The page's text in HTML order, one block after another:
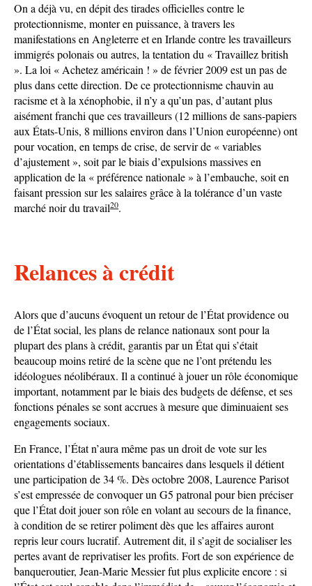
On a déjà vu, en dépit des tirades officielles contre le
protectionnisme, monter en puissance, à travers les
manifestations en Angleterre et en Irlande contre les travailleurs
immigrés polonais ou autres, la tentation du « Travaillez british
». La loi « Achetez américain ! » de février 2009 est un pas de
plus dans cette direction. De ce protectionnisme chauvin au
racisme et à la xénophobie, il n’y a qu’un pas, d’autant plus
aisément franchi que ces travailleurs (12 millions de sans-papiers
aux États-Unis, 8 millions environ dans l’Union européenne) ont
pour vocation, en temps de crise, de servir de « variables
d’ajustement », soit par le biais d’expulsions massives en
application de la « préférence nationale » à l’embauche, soit en
faisant pression sur les salaires grâce à la tolérance d’un vaste
marché noir du travail20.
Relances à crédit
Alors que d’aucuns évoquent un retour de l’État providence ou
de l’État social, les plans de relance nationaux sont pour la
plupart des plans à crédit, garantis par un État qui s’était
beaucoup moins retiré de la scène que ne l’ont prétendu les
idéologues néolibéraux. Il a continué à jouer un rôle économique
important, notamment par le biais des budgets de défense, et ses
fonctions pénales se sont accrues à mesure que diminuaient ses
engagements sociaux.
En France, l’État n’aura même pas un droit de vote sur les
orientations d’établissements bancaires dans lesquels il détient
une participation de 34 %. Dès octobre 2008, Laurence Parisot
s’est empressée de convoquer un G5 patronal pour bien préciser
que l’État doit jouer son rôle en volant au secours de la finance,
à condition de se retirer poliment dès que les affaires auront
repris leur cours lucratif. Autrement dit, il s’agit de socialiser les
pertes avant de reprivatiser les profits. Fort de son expérience de
banqueroutier, Jean-Marie Messier fut plus explicite encore : si